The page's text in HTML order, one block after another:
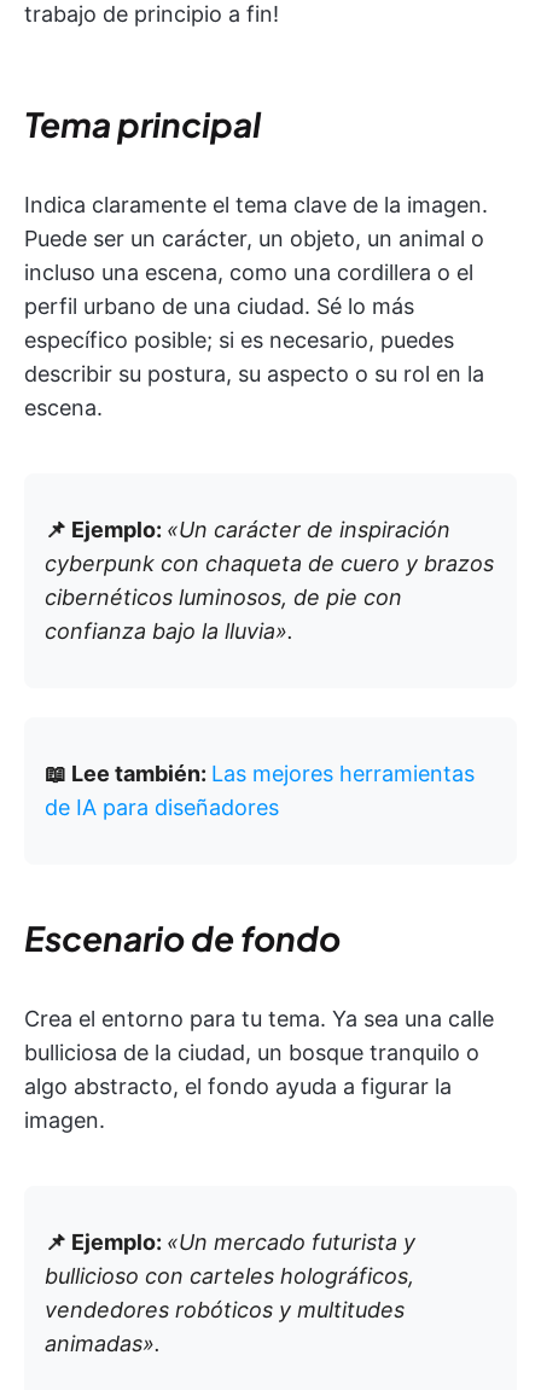
trabajo de principio a fin!
Tema principal
Indica claramente el tema clave de la imagen.
Puede ser un carácter, un objeto, un animal o
incluso una escena, como una cordillera o el
perfil urbano de una ciudad. Sé lo más
específico posible; si es necesario, puedes
describir su postura, su aspecto o su rol en la
escena.
📌 Ejemplo: «Un carácter de inspiración
cyberpunk con chaqueta de cuero y brazos
cibernéticos luminosos, de pie con
confianza bajo la lluvia».
📖 Lee también: Las mejores herramientas
de IA para diseñadores
Escenario de fondo
Crea el entorno para tu tema. Ya sea una calle
bulliciosa de la ciudad, un bosque tranquilo o
algo abstracto, el fondo ayuda a figurar la
imagen.
📌 Ejemplo: «Un mercado futurista y
bullicioso con carteles holográficos,
vendedores robóticos y multitudes
animadas».